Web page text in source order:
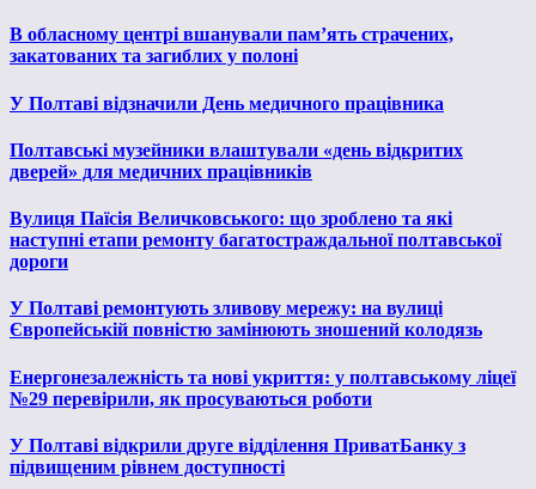
В обласному центрі вшанували пам’ять страчених,
закатованих та загиблих у полоні
У Полтаві відзначили День медичного працівника
Полтавські музейники влаштували «день відкритих
дверей» для медичних працівників
Вулиця Паїсія Величковського: що зроблено та які
наступні етапи ремонту багатостраждальної полтавської
дороги
У Полтаві ремонтують зливову мережу: на вулиці
Європейській повністю замінюють зношений колодязь
Енергонезалежність та нові укриття: у полтавському ліцеї
№29 перевірили, як просуваються роботи
У Полтаві відкрили друге відділення ПриватБанку з
підвищеним рівнем доступності